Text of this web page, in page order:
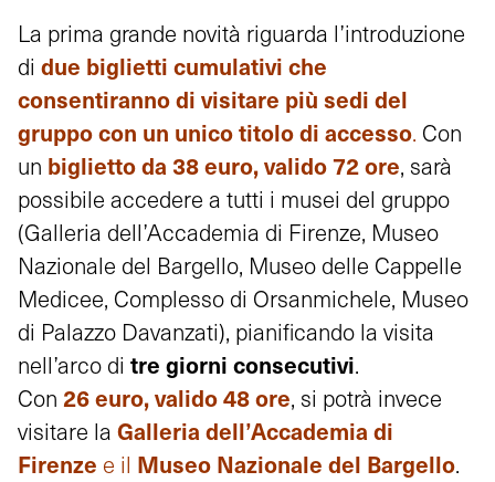
La prima grande novità riguarda l’introduzione
di due biglietti cumulativi che
consentiranno di visitare più sedi del
gruppo con un unico titolo di accesso. Con
un biglietto da 38 euro, valido 72 ore, sarà
possibile accedere a tutti i musei del gruppo
(Galleria dell’Accademia di Firenze, Museo
Nazionale del Bargello, Museo delle Cappelle
Medicee, Complesso di Orsanmichele, Museo
di Palazzo Davanzati), pianificando la visita
nell’arco di tre giorni consecutivi.
Con 26 euro, valido 48 ore, si potrà invece
visitare la Galleria dell’Accademia di
Firenze e il Museo Nazionale del Bargello.